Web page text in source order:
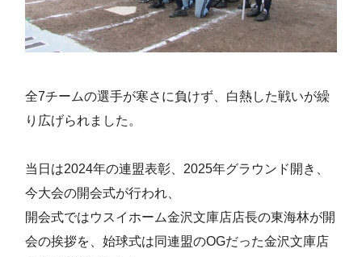
全7チームの選手が寒さに負けず、白熱した戦いが繰
り広げられました。
当日は2024年の連盟表彰、2025年グラウンド開き、
今大会の開会式が行われ、
開会式ではウスイホーム金沢文庫店店長の東海林が開
会の挨拶を、始球式は同連盟のOGだった金沢文庫店